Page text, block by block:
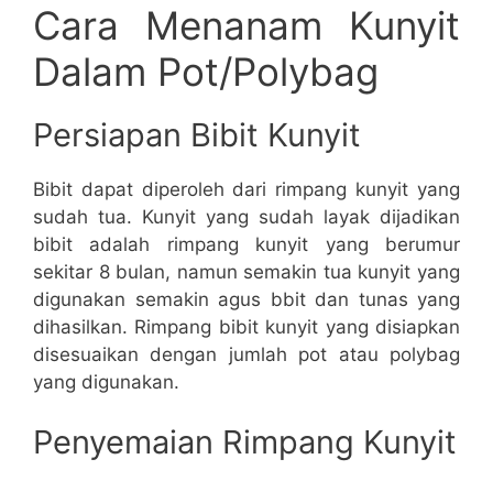
Cara Menanam Kunyit
Dalam Pot/Polybag
Persiapan Bibit Kunyit
Bibit dapat diperoleh dari rimpang kunyit yang
sudah tua. Kunyit yang sudah layak dijadikan
bibit adalah rimpang kunyit yang berumur
sekitar 8 bulan, namun semakin tua kunyit yang
digunakan semakin agus bbit dan tunas yang
dihasilkan. Rimpang bibit kunyit yang disiapkan
disesuaikan dengan jumlah pot atau polybag
yang digunakan.
Penyemaian Rimpang Kunyit